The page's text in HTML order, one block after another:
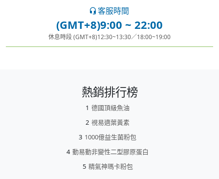
客服時間
(GMT+8)9:00 ~ 22:00
休息時段 (GMT+8)12:30~13:30／18:00~19:00
熱銷排行榜
德國頂級魚油
視易適葉黃素
1000億益生菌粉包
動易動非變性二型膠原蛋白
精氣神瑪卡粉包